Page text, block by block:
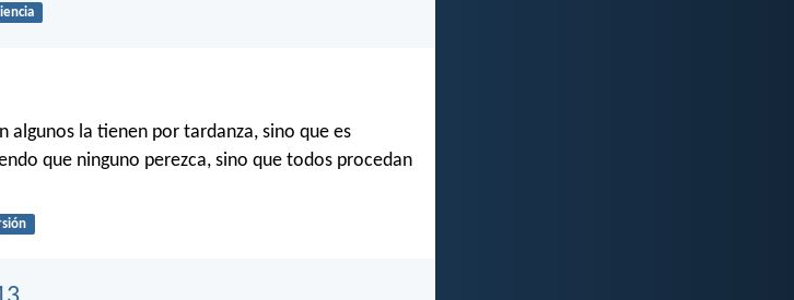
algunos la tienen por tardanza, sino que es
que ninguno perezca, sino que todos procedan